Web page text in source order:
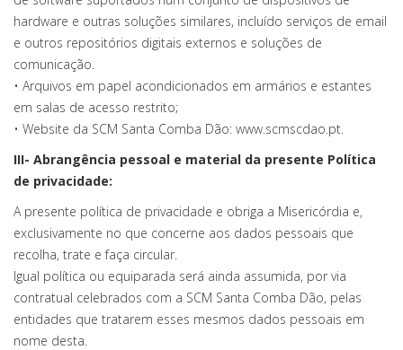
hardware e outras soluções similares, incluído serviços de email
e outros repositórios digitais externos e soluções de
comunicação.
• Arquivos em papel acondicionados em armários e estantes
em salas de acesso restrito;
• Website da SCM Santa Comba Dão: www.scmscdao.pt.
III- Abrangência pessoal e material da presente Política
de privacidade:
A presente política de privacidade e obriga a Misericórdia e,
exclusivamente no que concerne aos dados pessoais que
recolha, trate e faça circular.
Igual política ou equiparada será ainda assumida, por via
contratual celebrados com a SCM Santa Comba Dão, pelas
entidades que tratarem esses mesmos dados pessoais em
nome desta.